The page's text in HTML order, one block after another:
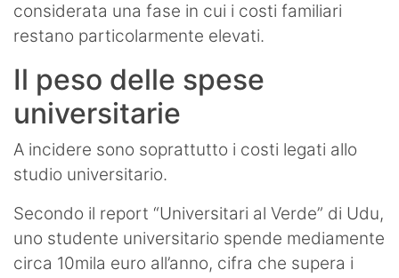
considerata una fase in cui i costi familiari
restano particolarmente elevati.
Il peso delle spese
universitarie
A incidere sono soprattutto i costi legati allo
studio universitario.
Secondo il report “Universitari al Verde” di Udu,
uno studente universitario spende mediamente
circa 10mila euro all’anno, cifra che supera i